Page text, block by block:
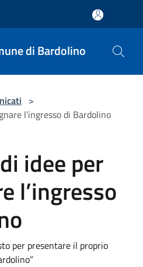
di Bardolino
>
l’ingresso di Bardolino
idee per
l’ingresso
per presentare il proprio